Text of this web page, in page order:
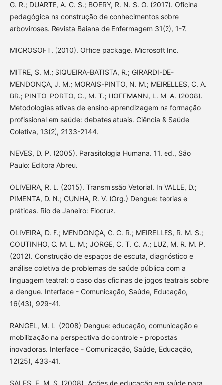
G. R.; DUARTE, A. C. S.; BOERY, R. N. S. O. (2017). Oficina
pedagógica na construção de conhecimentos sobre
arboviroses. Revista Baiana de Enfermagem 31(2), 1-7.
MICROSOFT. (2010). Office package. Microsoft Inc.
MITRE, S. M.; SIQUEIRA-BATISTA, R.; GIRARDI-DE-
MENDONÇA, J. M.; MORAIS-PINTO, N. M.; MEIRELLES, C. A.
BR.; PINTO-PORTO, C., M. T.; HOFFMANN, L. M. A. (2008).
Metodologias ativas de ensino-aprendizagem na formação
profissional em saúde: debates atuais. Ciência & Saúde
Coletiva, 13(2), 2133-2144.
NEVES, D. P. (2005). Parasitologia Humana. 11. ed., São
Paulo: Editora Abreu.
OLIVEIRA, R. L. (2015). Transmissão Vetorial. In VALLE, D.;
PIMENTA, D. N.; CUNHA, R. V. (Org.) Dengue: teorias e
práticas. Rio de Janeiro: Fiocruz.
OLIVEIRA, D. F.; MENDONÇA, C. C. R.; MEIRELLES, R. M. S.;
COUTINHO, C. M. L. M.; JORGE, C. T. C. A.; LUZ, M. R. M. P.
(2012). Construção de espaços de escuta, diagnóstico e
análise coletiva de problemas de saúde pública com a
linguagem teatral: o caso das oficinas de jogos teatrais sobre
a dengue. Interface - Comunicação, Saúde, Educação,
16(43), 929-41.
RANGEL, M. L. (2008) Dengue: educação, comunicação e
mobilização na perspectiva do controle - propostas
inovadoras. Interface - Comunicação, Saúde, Educação,
12(25), 433-41.
SALES, F. M. S. (2008). Ações de educação em saúde para